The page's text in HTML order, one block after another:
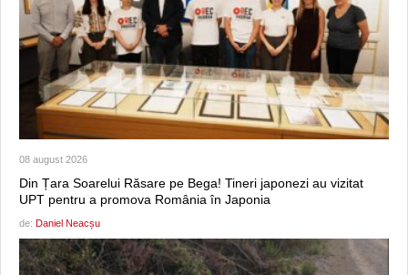
08 august 2026
Din Țara Soarelui Răsare pe Bega! Tineri japonezi au vizitat
UPT pentru a promova România în Japonia
de: Daniel Neacșu